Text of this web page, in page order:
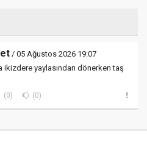
/ 05 Ağustos 2026 19:07
ikizdere yaylasından dönerken taş
(0) (0)